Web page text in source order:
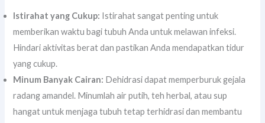
Istirahat yang Cukup: Istirahat sangat penting untuk
memberikan waktu bagi tubuh Anda untuk melawan infeksi.
Hindari aktivitas berat dan pastikan Anda mendapatkan tidur
yang cukup.
Minum Banyak Cairan: Dehidrasi dapat memperburuk gejala
radang amandel. Minumlah air putih, teh herbal, atau sup
hangat untuk menjaga tubuh tetap terhidrasi dan membantu